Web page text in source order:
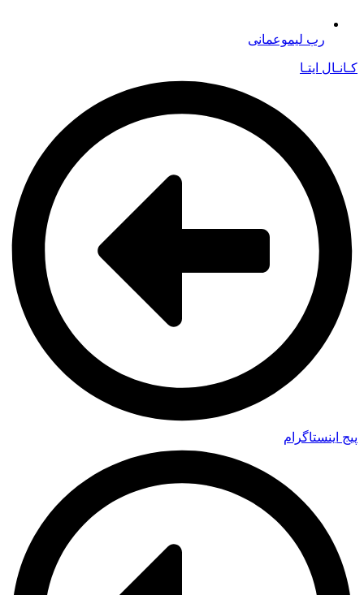
رب لیموعمانی
کـانـال ایتـا
پیج اینستاگرام